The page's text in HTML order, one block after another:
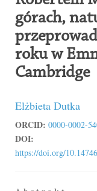
górach,
roku w
Cambridge
Elżbieta Dutka
ORCID: 0000-0002-
DOI:
https://doi.org/